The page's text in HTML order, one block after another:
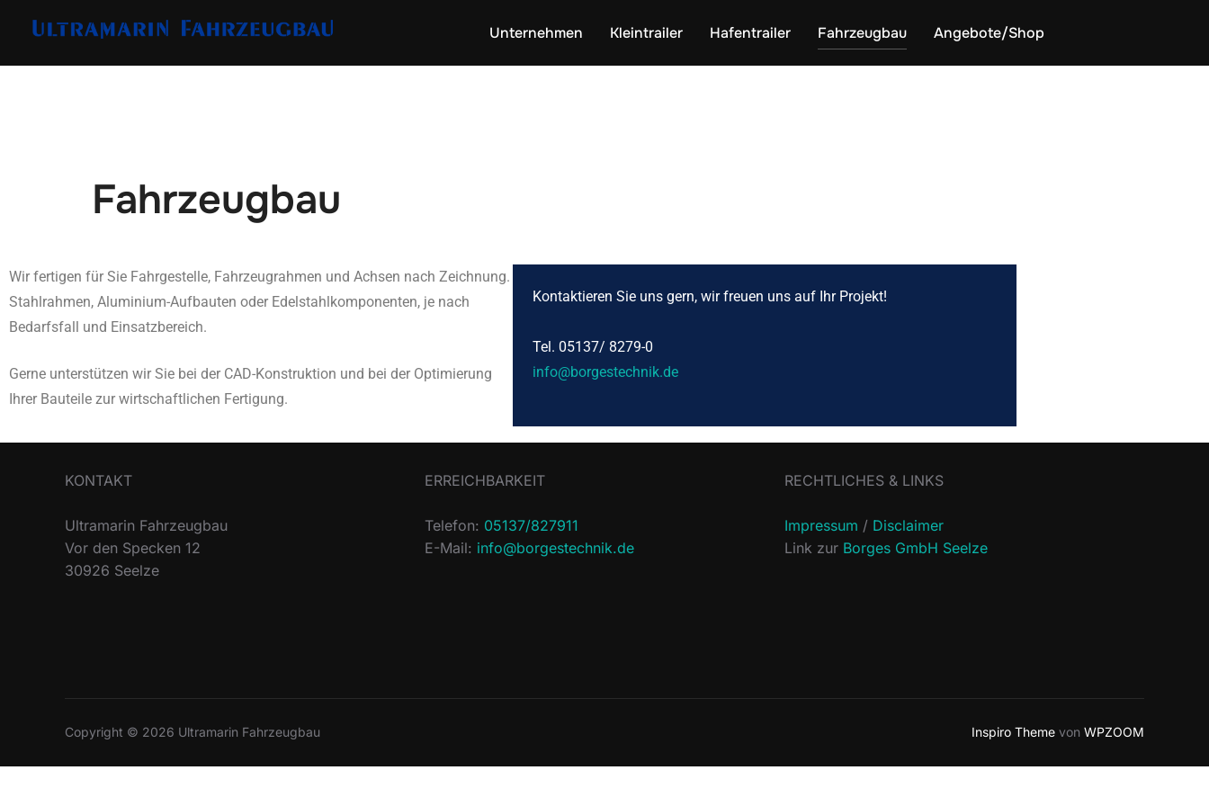
Unternehmen Kleintrailer Hafentrailer Fahrzeugbau Angebote/Shop
Fahrzeugbau
Wir fertigen für Sie Fahrgestelle, Fahrzeugrahmen und Achsen nach Zeichnung.
Stahlrahmen, Aluminium-Aufbauten oder Edelstahlkomponenten, je nach
Bedarfsfall und Einsatzbereich.
Gerne unterstützen wir Sie bei der CAD-Konstruktion und bei der Optimierung
Ihrer Bauteile zur wirtschaftlichen Fertigung.
Kontaktieren Sie uns gern, wir freuen uns auf Ihr Projekt!
Tel. 05137/ 8279-0
info@borgestechnik.de
KONTAKT
Ultramarin Fahrzeugbau
Vor den Specken 12
30926 Seelze
ERREICHBARKEIT
Telefon: 05137/827911
E-Mail: info@borgestechnik.de
RECHTLICHES & LINKS
Impressum / Disclaimer
Link zur Borges GmbH Seelze
Copyright © 2026 Ultramarin Fahrzeugbau Inspiro Theme von WPZOOM